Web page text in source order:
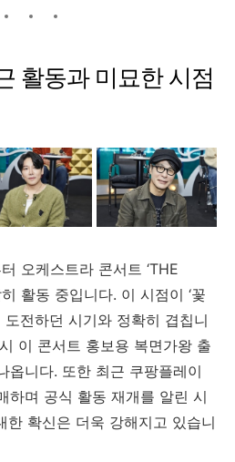
활동과 미묘한시점
오케스트라 콘서트 ‘THE
활동 중입니다. 이 시점이 ‘꽃
도전하던 시기와 정확히 겹칩니
이 콘서트 홍보용 복면가왕 출
옵니다. 또한 최근 쿠팡플레이
하며 공식 활동 재개를 알린 시
한 확신은 더욱 강해지고 있습니